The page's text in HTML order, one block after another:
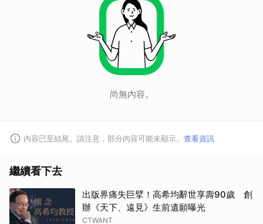
尚無內容。
內容已至結尾。請注意，部分內容可能未顯示。 查看資訊
繼續看下去
出版界痛失巨擘！高希均辭世享壽90歲 創
辦《天下、遠見》生前遺願曝光
CTWANT